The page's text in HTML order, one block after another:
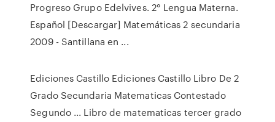
Progreso Grupo Edelvives. 2° Lengua Materna.
Español [Descargar] Matemáticas 2 secundaria
2009 - Santillana en ...
Ediciones Castillo Ediciones Castillo Libro De 2
Grado Secundaria Matematicas Contestado
Segundo ... Libro de matematicas tercer grado